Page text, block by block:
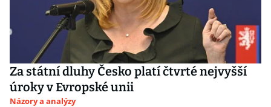
Za státní dluhy Česko platí čtvrté nejvyšší
úroky v Evropské unii
Názory a analýzy